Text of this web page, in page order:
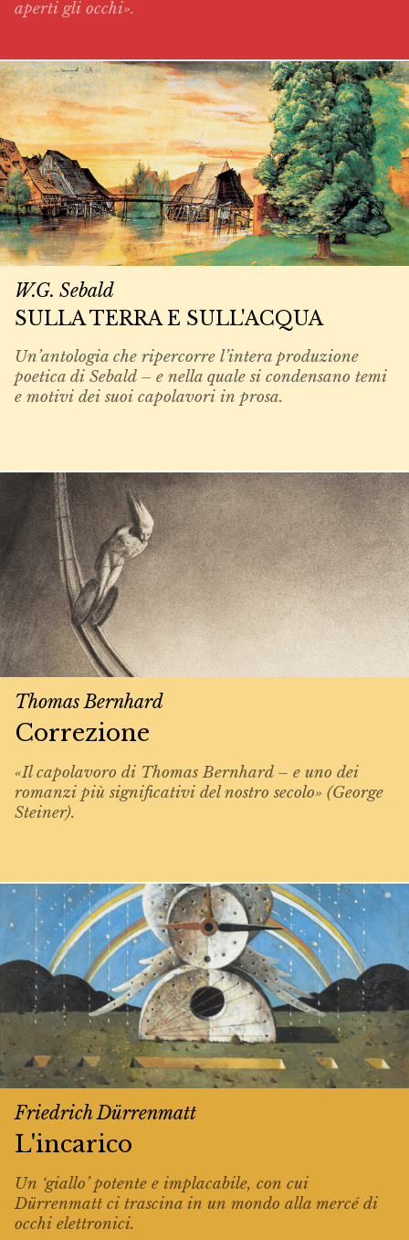
aperti gli occhi».
W.G. Sebald
SULLA TERRA E SULL'ACQUA
Un’antologia che ripercorre l’intera produzione
poetica di Sebald – e nella quale si condensano temi
e motivi dei suoi capolavori in prosa.
Thomas Bernhard
Correzione
«Il capolavoro di Thomas Bernhard – e uno dei
romanzi più significativi del nostro secolo» (George
Steiner).
Friedrich Dürrenmatt
L'incarico
Un ‘giallo’ potente e implacabile, con cui
Dürrenmatt ci trascina in un mondo alla mercé di
occhi elettronici.